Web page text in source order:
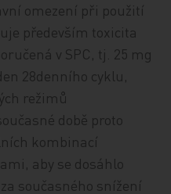
omezení při použití
především toxicita
v SPC, tj. 25 mg
28denního cyklu,
režimů
době proto
kombinací
aby se dosáhlo
současného snížení